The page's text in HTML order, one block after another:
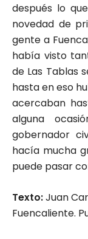
después lo
novedad de
gente a
había visto
de Las Tablas
hasta en eso
acercaban
alguna
gobernador
hacía mucha
puede pasar
Texto:Juan
Fuencaliente.